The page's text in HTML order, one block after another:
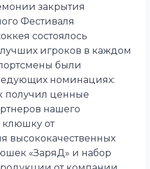
закрытия
Фестиваля
состоялось
игроков в каждом
были
номинациях:
получил ценные
нашего
клюшку от
высококачественных
«ЗаряД» и набор